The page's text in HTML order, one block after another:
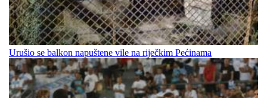
Urušio se balkon napuštene vile na riječkim Pećinama